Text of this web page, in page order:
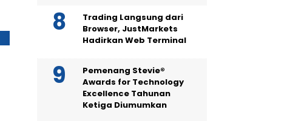
Trading Langsung dari
Browser, JustMarkets
Hadirkan Web Terminal
Pemenang Stevie®
Awards for Technology
Excellence Tahunan
Ketiga Diumumkan